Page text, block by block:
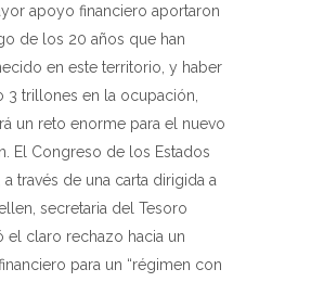
apoyo financiero aportaron
de los 20 años que han
en este territorio, y haber
3 trillones en la ocupación,
un reto enorme para el nuevo
El Congreso de los Estados
a través de una carta dirigida a
secretaria del Tesoro
el claro rechazo hacia un
para un “régimen con